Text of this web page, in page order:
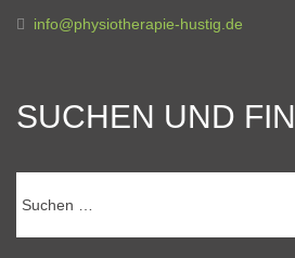
info@physiotherapie-hustig.de
SUCHEN UND